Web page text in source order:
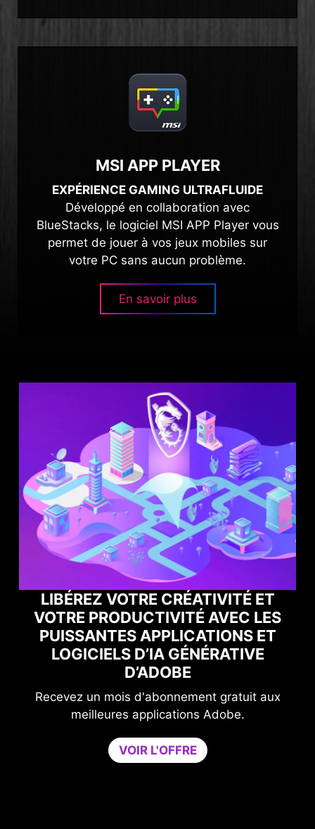
MSI APP PLAYER
EXPÉRIENCE GAMING ULTRAFLUIDE
Développé en collaboration avec
BlueStacks, le logiciel MSI APP Player vous
permet de jouer à vos jeux mobiles sur
votre PC sans aucun problème.
En savoir plus
BOOSTEZ VOS PERFORMANCES
GAMING AVEC NORTON GAME
OPTIMIZER
Améliorez votre niveau de protection sans
compromettre les performances de votre jeu.
Game Optimizer permet d'allouer la puissance
CPU nécessaire à des performances de jeu
optimales en regroupant toutes les applications